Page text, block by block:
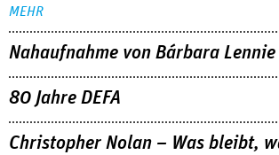
MEHR
Nahaufnahme von Bárbara Lennie
80 Jahre DEFA
Christopher Nolan – Was bleibt,